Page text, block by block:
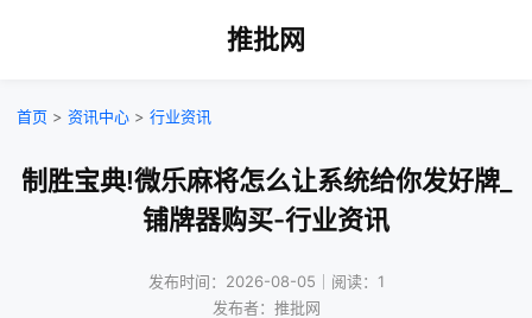
推批网
首页 > 资讯中心 > 行业资讯
制胜宝典!微乐麻将怎么让系统给你发好牌_
铺牌器购买-行业资讯
发布时间：2026-08-05｜阅读：1
发布者：推批网